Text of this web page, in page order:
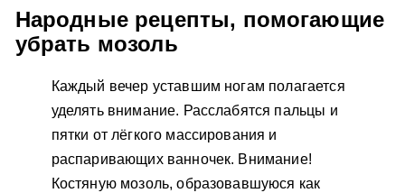
Народные рецепты, помогающие
убрать мозоль
Каждый вечер уставшим ногам полагается
уделять внимание. Расслабятся пальцы и
пятки от лёгкого массирования и
распаривающих ванночек. Внимание!
Костяную мозоль, образовавшуюся как